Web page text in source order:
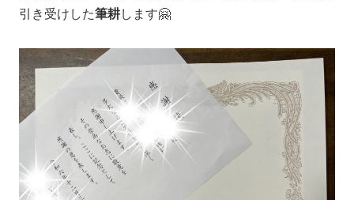
引き受けした筆耕します🤗